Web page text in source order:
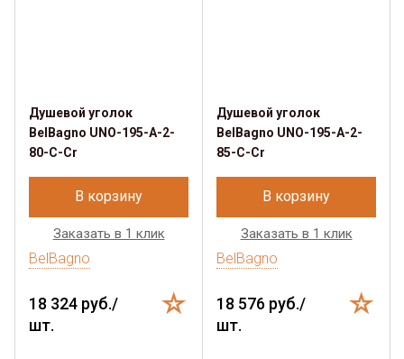
Душевой уголок
BelBagno UNO-195-A-2-
80-C-Cr
В корзину
Заказать в 1 клик
BelBagno
18 324 руб./
шт.
Душевой уголок
BelBagno UNO-195-A-2-
85-C-Cr
В корзину
Заказать в 1 клик
BelBagno
18 576 руб./
шт.